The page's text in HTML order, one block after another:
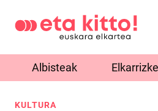
Albisteak
KULTURA